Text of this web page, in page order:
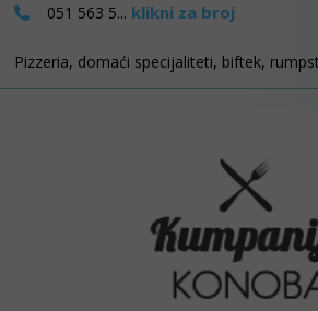
051 563 5... klikni za broj
Pizzeria, domaći specijaliteti, biftek,